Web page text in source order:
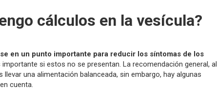
cálculos en la vesícula?
en un punto importante para reducir los síntomas de los
importante si estos no se presentan. La recomendación general, al
llevar una alimentación balanceada, sin embargo, hay algunas
cuenta.